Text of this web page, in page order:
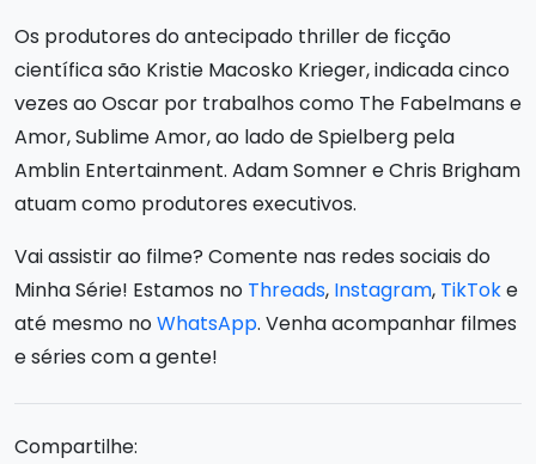
Os produtores do antecipado thriller de ficção
científica são Kristie Macosko Krieger, indicada cinco
vezes ao Oscar por trabalhos como The Fabelmans e
Amor, Sublime Amor, ao lado de Spielberg pela
Amblin Entertainment. Adam Somner e Chris Brigham
atuam como produtores executivos.
Vai assistir ao filme? Comente nas redes sociais do
Minha Série! Estamos no Threads, Instagram, TikToke
até mesmo noWhatsApp. Venha acompanhar filmes
e séries com a gente!
Compartilhe: